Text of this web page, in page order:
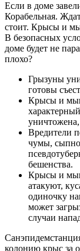
Если в доме
Корабельная.
стоит. Крысы и
В безопасных
доме будет не
плохо?
Грызуны
готовы
Крысы и
уничтожена,
Вредители
чумы,
бешенства.
Крысы и
атакуют,
одиночку
может
случаи
колонию крыс за